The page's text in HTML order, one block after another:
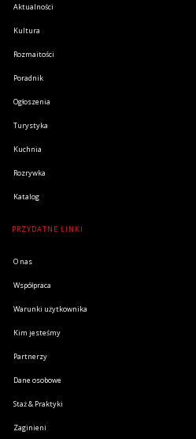
Aktualności
Kultura
Rozmaitości
Poradnik
Ogłoszenia
Turystyka
Kuchnia
Rozrywka
Katalog
PRZYDATNE LINKI
O nas
Współpraca
Warunki użytkownika
Kim jesteśmy
Partnerzy
Dane osobowe
Staż & Praktyki
Zaginieni